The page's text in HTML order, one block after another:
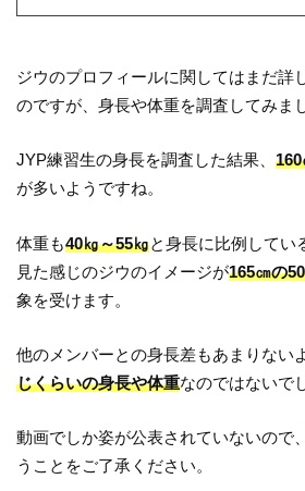
ジウのプロフィールに関してはまだ詳
のですが、身長や体重を調査してみま
JYP練習生の身長を調査した結果、
が多いようですね。
体重も40㎏～55㎏と身長に比例してい
見た感じのジウのイメージが165㎝の
象を受けます。
他のメンバーとの身長差もあまりない
じくらいの身長や体重なのではないで
動画でしか姿が公表されていないので
うことをご了承ください。